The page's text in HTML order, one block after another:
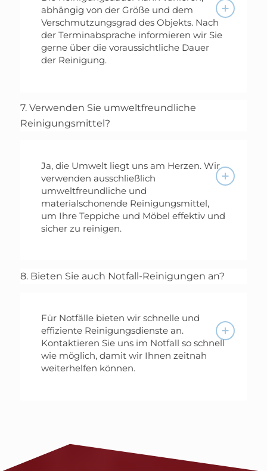
abhängig von der Größe und dem
Verschmutzungsgrad des Objekts. Nach
der Terminabsprache informieren wir Sie
gerne über die voraussichtliche Dauer
der Reinigung.
7. Verwenden Sie umweltfreundliche
Reinigungsmittel?
Ja, die Umwelt liegt uns am Herzen. Wir
verwenden ausschließlich
umweltfreundliche und
materialschonende Reinigungsmittel,
um Ihre Teppiche und Möbel effektiv und
sicher zu reinigen.
8. Bieten Sie auch Notfall-Reinigungen an?
Für Notfälle bieten wir schnelle und
effiziente Reinigungsdienste an.
Kontaktieren Sie uns im Notfall so schnell
wie möglich, damit wir Ihnen zeitnah
weiterhelfen können.